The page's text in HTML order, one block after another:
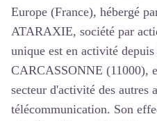
Europe (France), hébergé
ATARAXIE, société par
unique est en activité
CARCASSONNE (11000),
secteur d'activité des autres
télécommunication. Son